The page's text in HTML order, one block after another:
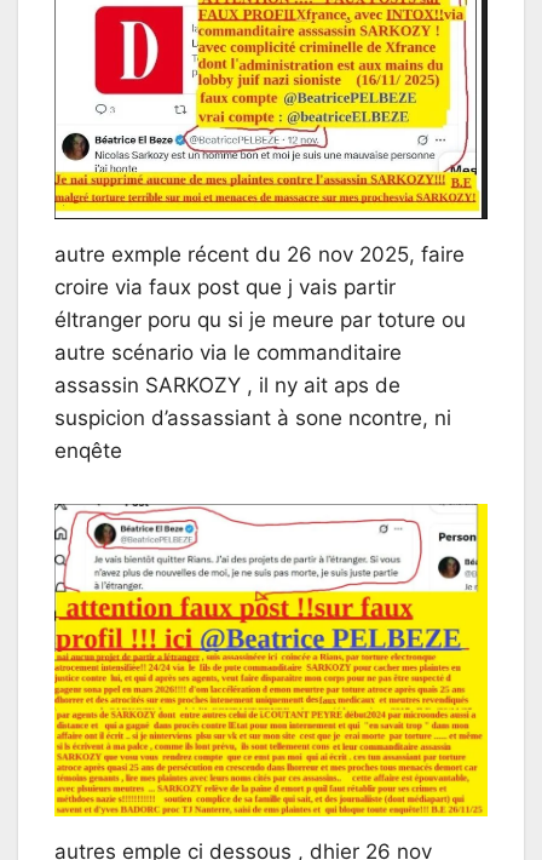
autre exmple récent du 26 nov 2025, faire
croire via faux post que j vais partir
éltranger poru qu si je meure par toture ou
autre scénario via le commanditaire
assassin SARKOZY , il ny ait aps de
suspicion d’assassiant à sone ncontre, ni
enqête
autres emple ci dessous , dhier 26 nov